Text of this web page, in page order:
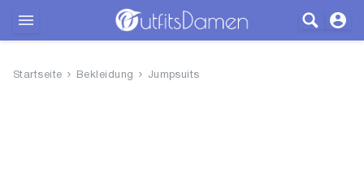
Startseite Bekleidung Jumpsuits